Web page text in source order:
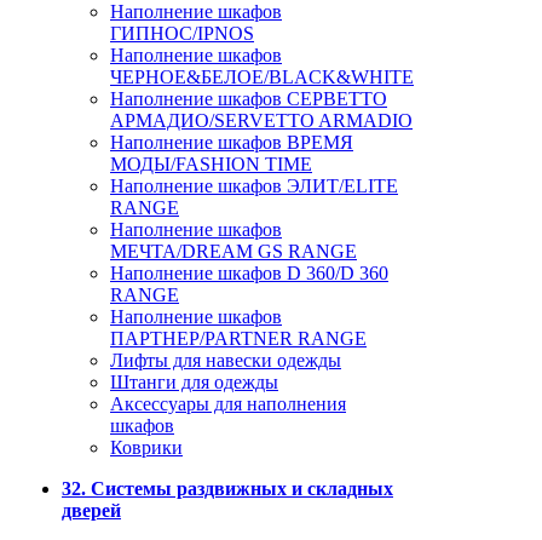
Наполнение шкафов
ГИПНОС/IPNOS
Наполнение шкафов
ЧЕРНОЕ&БЕЛОЕ/BLACK&WHITE
Наполнение шкафов СЕРВЕТТО
АРМАДИО/SERVETTO ARMADIO
Наполнение шкафов ВРЕМЯ
МОДЫ/FASHION TIME
Наполнение шкафов ЭЛИТ/ELITE
RANGE
Наполнение шкафов
МЕЧТА/DREAM GS RANGE
Наполнение шкафов D 360/D 360
RANGE
Наполнение шкафов
ПАРТНЕР/PARTNER RANGE
Лифты для навески одежды
Штанги для одежды
Аксессуары для наполнения
шкафов
Коврики
32. Системы раздвижных и складных
дверей